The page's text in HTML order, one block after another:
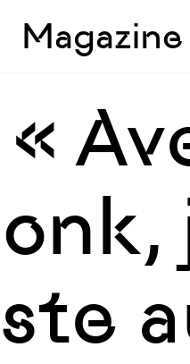
Skip to main
Skip to sidebar
Magazine